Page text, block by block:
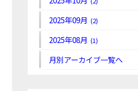
2025年09月 (2)
2025年08月 (1)
月別アーカイブ一覧へ